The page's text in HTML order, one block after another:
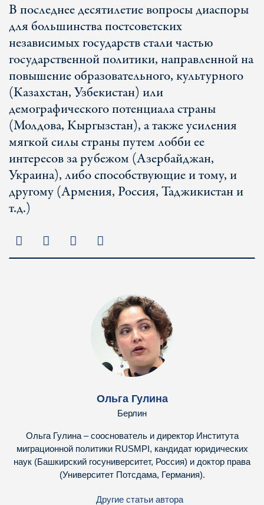
В последнее десятилетие вопросы диаспоры
для большинства постсоветских
независимых государств стали частью
государственной политики, направленной на
повышение образовательного, культурного
(Казахстан, Узбекистан) или
демографического потенциала страны
(Молдова, Кыргызстан), а также усиления
мягкой силы страны путем лобби ее
интересов за рубежом (Азербайджан,
Украина), либо способствующие и тому, и
другому (Армения, Россия, Таджикистан и
т.д.)
Ольга Гулина
Берлин
Ольга Гулина – сооснователь и директор Института
миграционной политики RUSMPI, кандидат юридических
наук (Башкирский госуниверситет, Россия) и доктор права
(Университет Потсдама, Германия).
Другие статьи автора